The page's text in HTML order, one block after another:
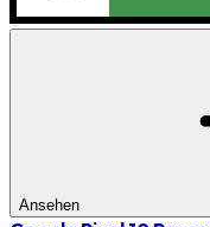
Ansehen